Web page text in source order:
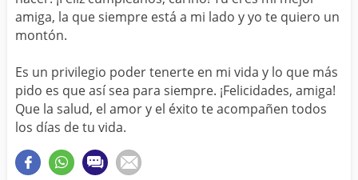
amiga, la que siempre está a mi lado y yo te quiero un
montón.
Es un privilegio poder tenerte en mi vida y lo que más
pido es que así sea para siempre. ¡Felicidades, amiga!
Que la salud, el amor y el éxito te acompañen todos
los días de tu vida.